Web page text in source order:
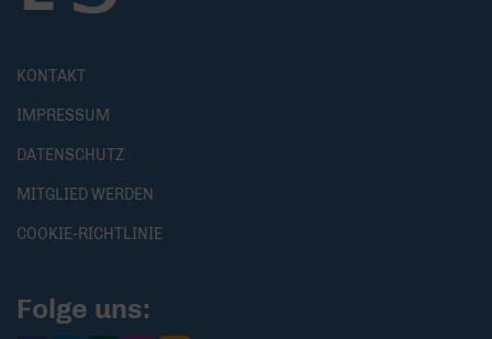
KONTAKT
IMPRESSUM
DATENSCHUTZ
MITGLIED WERDEN
COOKIE-RICHTLINIE
Folge uns: